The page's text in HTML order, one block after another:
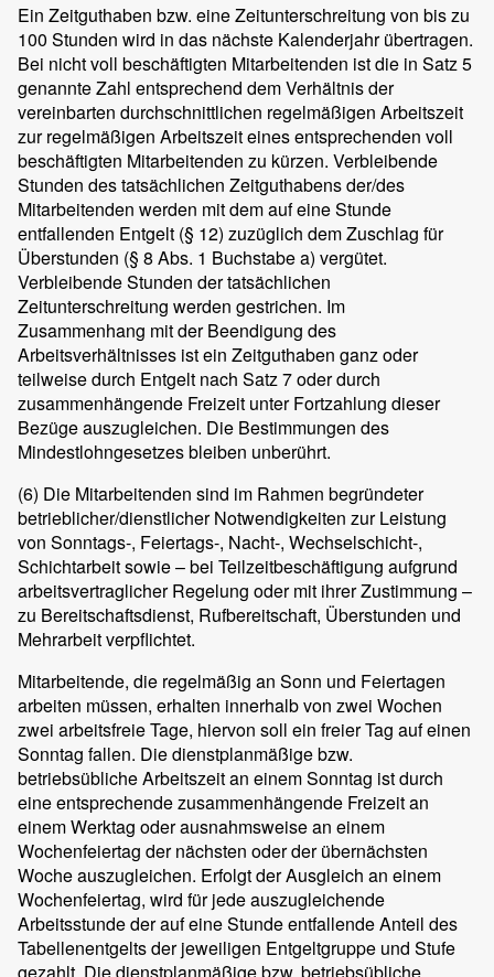
Ein Zeitguthaben bzw. eine Zeitunterschreitung von bis zu
100 Stunden wird in das nächste Kalenderjahr übertragen.
Bei nicht voll beschäftigten Mitarbeitenden ist die in Satz 5
genannte Zahl entsprechend dem Verhältnis der
vereinbarten durchschnittlichen regelmäßigen Arbeitszeit
zur regelmäßigen Arbeitszeit eines entsprechenden voll
beschäftigten Mitarbeitenden zu kürzen. Verbleibende
Stunden des tatsächlichen Zeitguthabens der/des
Mitarbeitenden werden mit dem auf eine Stunde
entfallenden Entgelt (§ 12) zuzüglich dem Zuschlag für
Überstunden (§ 8 Abs. 1 Buchstabe a) vergütet.
Verbleibende Stunden der tatsächlichen
Zeitunterschreitung werden gestrichen. Im
Zusammenhang mit der Beendigung des
Arbeitsverhältnisses ist ein Zeitguthaben ganz oder
teilweise durch Entgelt nach Satz 7 oder durch
zusammenhängende Freizeit unter Fortzahlung dieser
Bezüge auszugleichen. Die Bestimmungen des
Mindestlohngesetzes bleiben unberührt.
(6) Die Mitarbeitenden sind im Rahmen begründeter
betrieblicher/dienstlicher Notwendigkeiten zur Leistung
von Sonntags-, Feiertags-, Nacht-, Wechselschicht-,
Schichtarbeit sowie – bei Teilzeitbeschäftigung aufgrund
arbeitsvertraglicher Regelung oder mit ihrer Zustimmung –
zu Bereitschaftsdienst, Rufbereitschaft, Überstunden und
Mehrarbeit verpflichtet.
Mitarbeitende, die regelmäßig an Sonn und Feiertagen
arbeiten müssen, erhalten innerhalb von zwei Wochen
zwei arbeitsfreie Tage, hiervon soll ein freier Tag auf einen
Sonntag fallen. Die dienstplanmäßige bzw.
betriebsübliche Arbeitszeit an einem Sonntag ist durch
eine entsprechende zusammenhängende Freizeit an
einem Werktag oder ausnahmsweise an einem
Wochenfeiertag der nächsten oder der übernächsten
Woche auszugleichen. Erfolgt der Ausgleich an einem
Wochenfeiertag, wird für jede auszugleichende
Arbeitsstunde der auf eine Stunde entfallende Anteil des
Tabellenentgelts der jeweiligen Entgeltgruppe und Stufe
gezahlt. Die dienstplanmäßige bzw. betriebsübliche